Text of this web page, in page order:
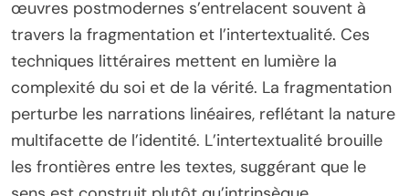
œuvres postmodernes s’entrelacent souvent à
travers la fragmentation et l’intertextualité. Ces
techniques littéraires mettent en lumière la
complexité du soi et de la vérité. La fragmentation
perturbe les narrations linéaires, reflétant la nature
multifacette de l’identité. L’intertextualité brouille
les frontières entre les textes, suggérant que le